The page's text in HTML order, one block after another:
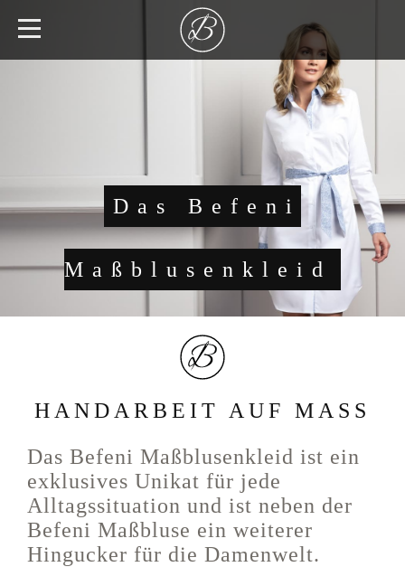
Das Befeni
Maßblusenkleid
HANDARBEIT AUF MASS
Das Befeni Maßblusenkleid ist ein
exklusives Unikat für jede
Alltagssituation und ist neben der
Befeni Maßbluse ein weiterer
Hingucker für die Damenwelt.